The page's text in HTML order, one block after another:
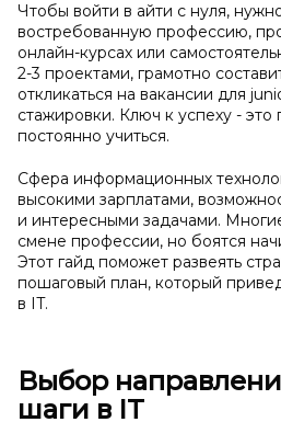
Чтобы войти в айти с нуля,
востребованную профессию,
онлайн-курсах или
2-3 проектами, грамотно
откликаться на вакансии для
стажировки. Ключ к успеху - это
постоянно учиться.
Сфера информационных
высокими зарплатами,
и интересными задачами.
смене профессии, но боятся
Этот гайд поможет развеять
пошаговый план, который
в IT.
Выбор
шаги в IT